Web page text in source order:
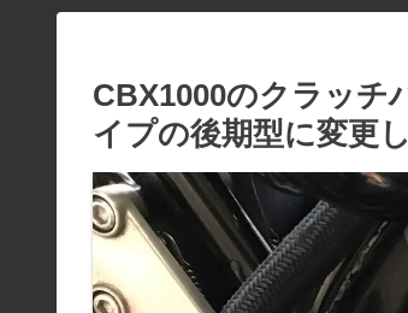
CBX1000のクラッチ
イプの後期型に変更